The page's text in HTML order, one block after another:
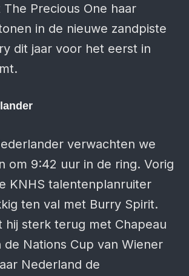
Precious One haar
in de nieuwe zandpiste
dit jaar voor het eerst in
verwachten we
om 9:42 uur in de ring. Vorig
KNHS talentenplanruiter
ten val met Burry Spirit.
hij sterk terug met Chapeau
de Nations Cup van Wiener
Nederland de